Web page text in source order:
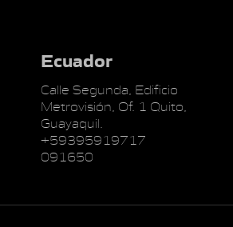
Ecuador
Calle Segunda, Edificio
Metrovisión, Of. 1 Quito,
Guayaquil.
+59395919717
091650